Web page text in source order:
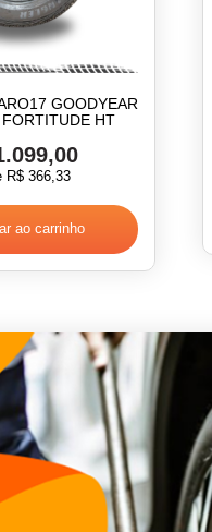
GOODYEAR
HT
R$366,33
ao carrinho